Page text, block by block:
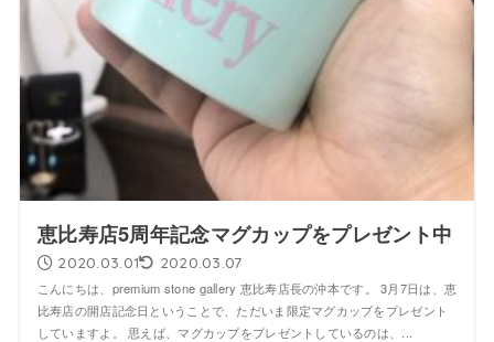
恵比寿店5周年記念マグカップをプレゼント中
2020.03.01 2020.03.07
こんにちは、premium stone gallery 恵比寿店長の沖本です。 3月7日は、恵
比寿店の開店記念日ということで、ただいま限定マグカップをプレゼント
していますよ。 思えば、マグカップをプレゼントしているのは、...